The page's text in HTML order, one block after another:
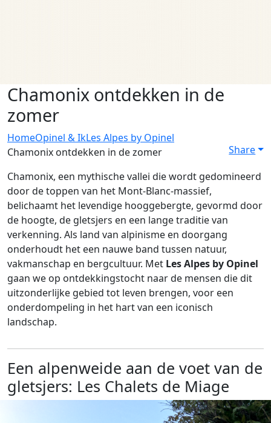
Chamonix ontdekken in de
zomer
HomeOpinel & IkLes Alpes by Opinel
Chamonix ontdekken in de zomer
Share
Chamonix, een mythische vallei die wordt gedomineerd
door de toppen van het Mont-Blanc-massief,
belichaamt het levendige hooggebergte, gevormd door
de hoogte, de gletsjers en een lange traditie van
verkenning. Als land van alpinisme en doorgang
onderhoudt het een nauwe band tussen natuur,
vakmanschap en bergcultuur. Met Les Alpes by Opinel
gaan we op ontdekkingstocht naar de mensen die dit
uitzonderlijke gebied tot leven brengen, voor een
onderdompeling in het hart van een iconisch
landschap.
Een alpenweide aan de voet van de
gletsjers: Les Chalets de Miage